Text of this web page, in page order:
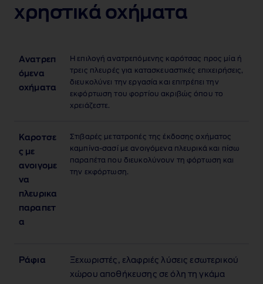
χρηστικά οχήματα
Ανατρεπ
όμενα
οχήματα
Η επιλογή ανατρεπόμενης καρότσας προς μία ή
τρεις πλευρές για κατασκευαστικές επιχειρήσεις,
διευκολύνει την εργασία και επιτρέπει την
εκφόρτωση του φορτίου ακριβώς όπου το
χρειάζεστε.
Καροτσε
ς με
ανοιγομε
να
πλευρικα
παραπετ
α
Στιβαρές μετατροπές της έκδοσης οχήματος
καμπίνα‑σασί με ανοιγόμενα πλευρικά και πίσω
παραπέτα που διευκολύνουν τη φόρτωση και
την εκφόρτωση.
Ράφια
Ξεχωριστές, ελαφριές λύσεις εσωτερικού
χώρου αποθήκευσης σε όλη τη γκάμα